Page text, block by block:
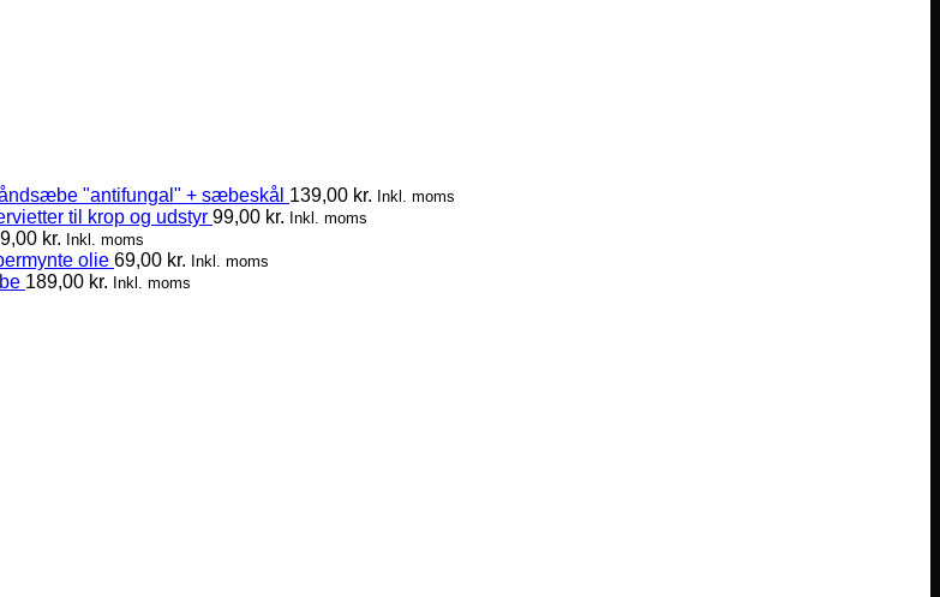
"antifungal" + sæbeskål 139,00 kr. Inkl. moms
til krop og udstyr 99,00 kr. Inkl. moms
kr. Inkl. moms
olie 69,00 kr. Inkl. moms
189,00 kr. Inkl. moms